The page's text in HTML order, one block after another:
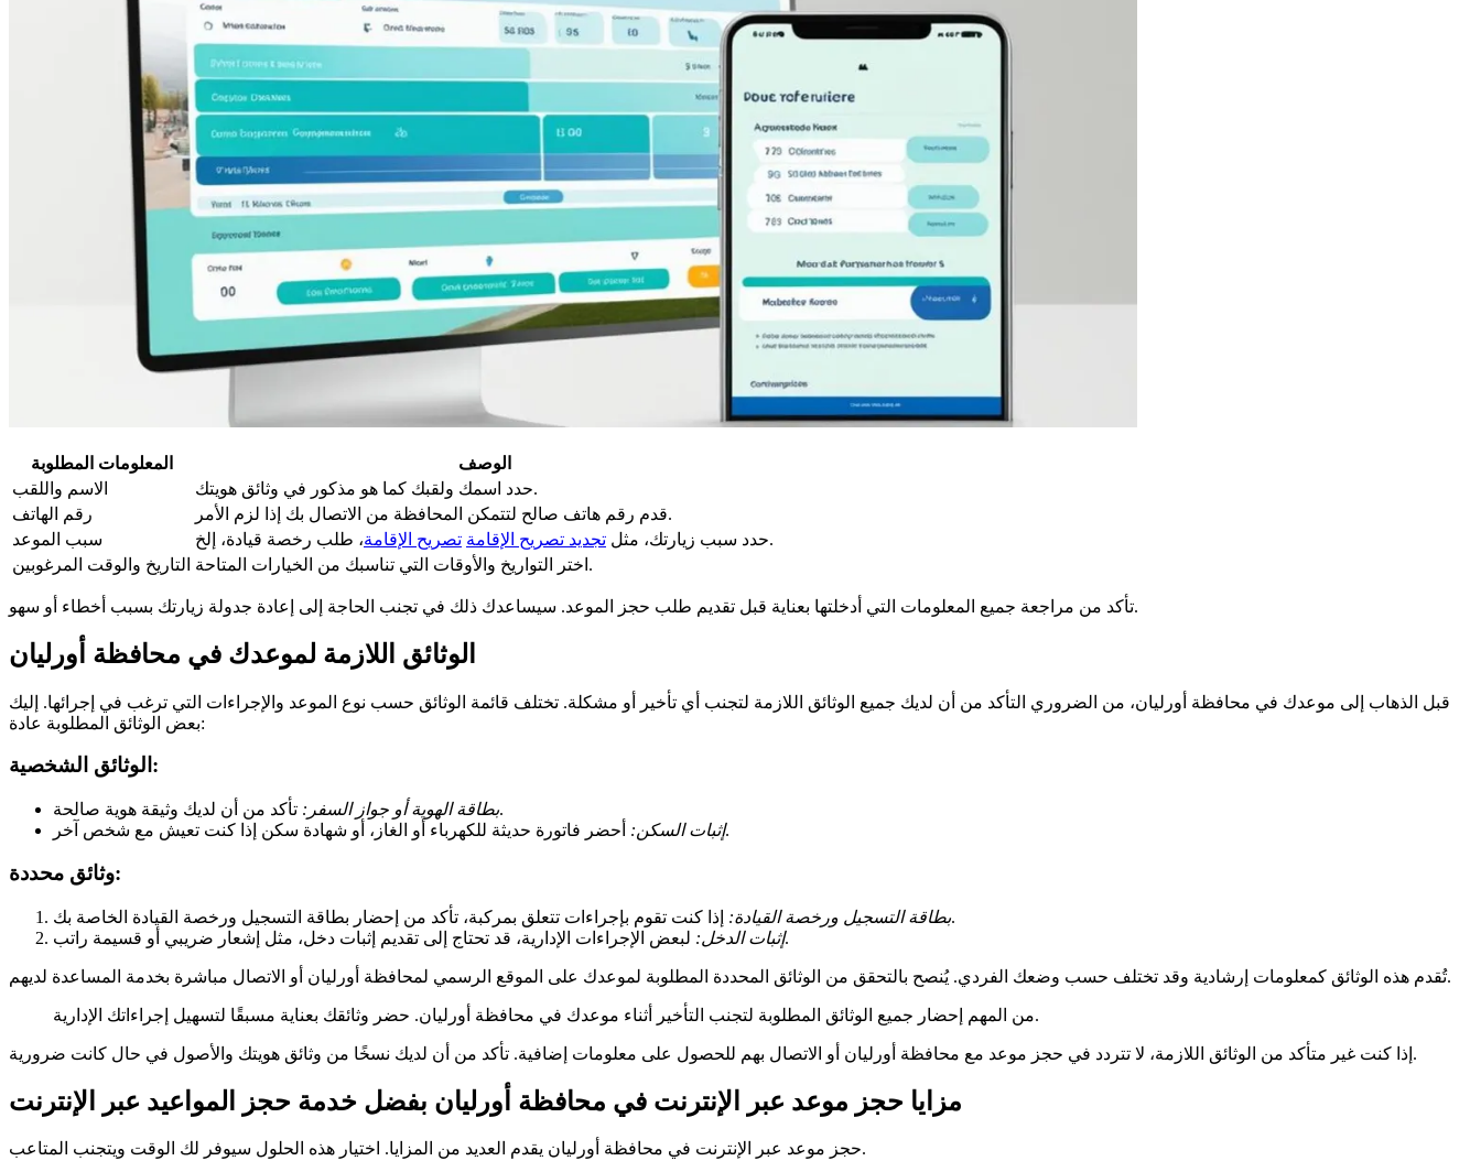
المعلومات المطلوبة
الوصف
الاسم واللقب
حدد اسمك ولقبك كما هو مذكور في وثائق هويتك.
رقم الهاتف
قدم رقم هاتف صالح لتتمكن المحافظة من الاتصال بك إذا لزم الأمر.
سبب الموعد
حدد سبب زيارتك، مثل تجديد تصريح الإقامة تصريح الإقامة
، طلب رخصة قيادة، إلخ.
التاريخ والوقت المرغوبين
اختر التواريخ والأوقات التي تناسبك من الخيارات المتاحة.
تأكد من مراجعة جميع المعلومات التي أدخلتها بعناية قبل تقديم طلب حجز الموعد. سيساعدك ذلك في تجنب الحاجة إلى إعادة جدولة زيارتك بسبب أخطاء أو سهو.
الوثائق اللازمة لموعدك في محافظة أورليان
قبل الذهاب إلى موعدك في محافظة أورليان، من الضروري التأكد من أن لديك جميع الوثائق اللازمة لتجنب أي تأخير أو مشكلة. تختلف قائمة الوثائق حسب نوع الموعد والإجراءات التي ترغب في إجرائها. إليك
بعض الوثائق المطلوبة عادة:
الوثائق الشخصية:
بطاقة الهوية أو جواز السفر:تأكد من أن لديك وثيقة هوية صالحة.
إثبات السكن:أحضر فاتورة حديثة للكهرباء أو الغاز، أو شهادة سكن إذا كنت تعيش مع شخص آخر.
وثائق محددة:
بطاقة التسجيل ورخصة القيادة:إذا كنت تقوم بإجراءات تتعلق بمركبة، تأكد من إحضار بطاقة التسجيل ورخصة القيادة الخاصة بك.
إثبات الدخل:لبعض الإجراءات الإدارية، قد تحتاج إلى تقديم إثبات دخل، مثل إشعار ضريبي أو قسيمة راتب.
تُقدم هذه الوثائق كمعلومات إرشادية وقد تختلف حسب وضعك الفردي. يُنصح بالتحقق من الوثائق المحددة المطلوبة لموعدك على الموقع الرسمي لمحافظة أورليان أو الاتصال مباشرة بخدمة المساعدة لديهم.
من المهم إحضار جميع الوثائق المطلوبة لتجنب التأخير أثناء موعدك في محافظة أورليان. حضر وثائقك بعناية مسبقًا لتسهيل إجراءاتك الإدارية.
إذا كنت غير متأكد من الوثائق اللازمة، لا تتردد في حجز موعد مع محافظة أورليان أو الاتصال بهم للحصول على معلومات إضافية. تأكد من أن لديك نسخًا من وثائق هويتك والأصول في حال كانت ضرورية.
مزايا حجز موعد عبر الإنترنت في محافظة أورليان بفضل خدمة حجز المواعيد عبر الإنترنت
حجز موعد عبر الإنترنت في محافظة أورليان يقدم العديد من المزايا. اختيار هذه الحلول سيوفر لك الوقت ويتجنب المتاعب.